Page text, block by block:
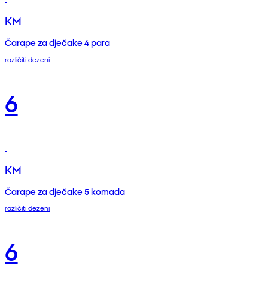
KM
Čarape za dječake 4 para
različiti dezeni
6
KM
Čarape za dječake 5 komada
različiti dezeni
6